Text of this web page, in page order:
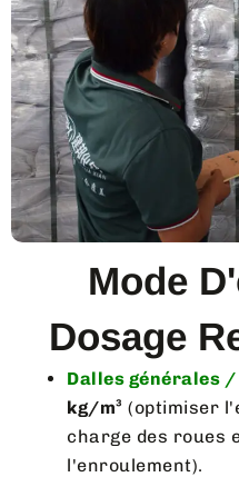
Mode
Dosage
Dalles générales
kg/m³ (optimiser
charge des roues
l'enroulement).